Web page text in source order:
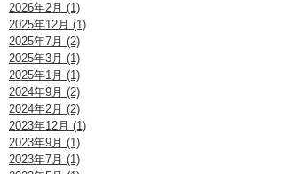
2026年2月 (1)
2025年12月 (1)
2025年7月 (2)
2025年3月 (1)
2025年1月 (1)
2024年9月 (2)
2024年2月 (2)
2023年12月 (1)
2023年9月 (1)
2023年7月 (1)